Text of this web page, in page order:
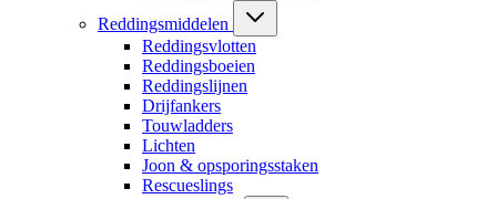
Reddingsmiddelen
Reddingsvlotten
Reddingsboeien
Reddingslijnen
Drijfankers
Touwladders
Lichten
Joon & opsporingsstaken
Rescueslings